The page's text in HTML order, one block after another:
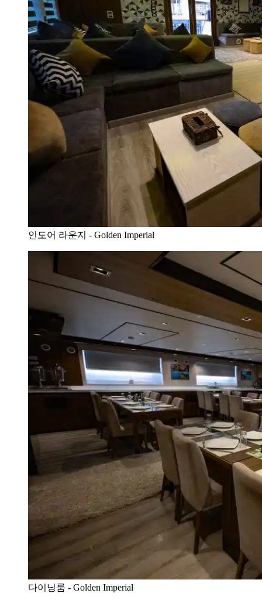
인도어 라운지 - Golden Imperial
다이닝룸 - Golden Imperial